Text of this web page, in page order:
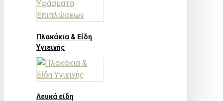
Πλακάκια & Είδη
Υγιεινής
Λευκά είδη